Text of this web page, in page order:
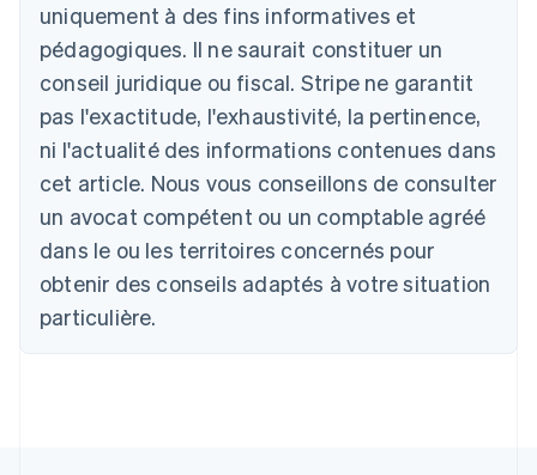
uniquement à des fins informatives et
pédagogiques. Il ne saurait constituer un
conseil juridique ou fiscal. Stripe ne garantit
pas l'exactitude, l'exhaustivité, la pertinence,
ni l'actualité des informations contenues dans
cet article. Nous vous conseillons de consulter
un avocat compétent ou un comptable agréé
dans le ou les territoires concernés pour
obtenir des conseils adaptés à votre situation
particulière.
Autriche
DeutschEnglish
Belgique
NederlandsFrançais DeutschEnglish
Brésil
PortuguêsEnglish
English
Canada
English Français
Chine continentale
简体中文English
Chypre
Croatie